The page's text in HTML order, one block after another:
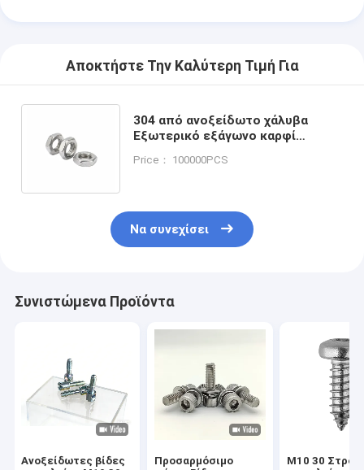
Αποκτήστε Την Καλύτερη Τιμή Για
304 από ανοξείδωτο χάλυβα
Εξωτερικό εξάγωνο καρφί
M16 Υψηλή σκληρότητα
Price： 100000PCS
Να συνεχίσει
Συνιστώμενα Προϊόντα
Ανοξείδωτες βίδες
Προσαρμόσιμο
M10 30